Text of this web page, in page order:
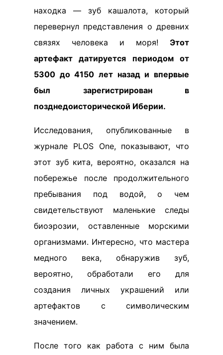
находка — зуб кашалота, который
перевернул представления о древних
связях человека и моря! Этот
артефакт датируется периодом от
5300 до 4150 лет назад и впервые
был зарегистрирован в
позднедоисторической Иберии.
Исследования, опубликованные в
журнале PLOS One, показывают, что
этот зуб кита, вероятно, оказался на
побережье после продолжительного
пребывания под водой, о чем
свидетельствуют маленькие следы
биоэрозии, оставленные морскими
организмами. Интересно, что мастера
медного века, обнаружив зуб,
вероятно, обработали его для
создания личных украшений или
артефактов с символическим
значением.
После того как работа с ним была